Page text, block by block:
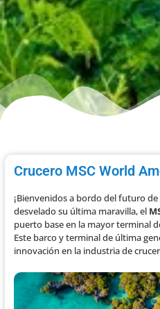
Crucero MSC World
¡Bienvenidos a bordo del futuro
desvelado su última maravilla, el
puerto base en la mayor terminal
Este barco y terminal de última
innovación en la industria de